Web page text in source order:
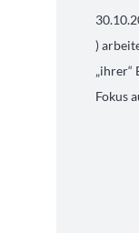
)
„ihrer“
Fokus